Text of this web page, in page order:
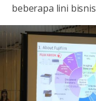
beberapa lini